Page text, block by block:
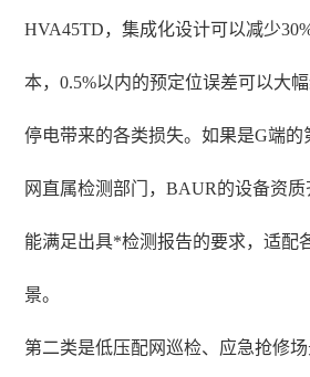
HVA45TD，集成化设计可以减少
本，0.5%以内的预定位误差可以大
停电带来的各类损失。如果是G端
网直属检测部门，BAUR的设备资质
能满足出具*检测报告的要求，适配
景。
第二类是低压配网巡检、应急抢修